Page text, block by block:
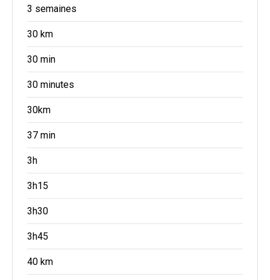
3 semaines
30 km
30 min
30 minutes
30km
37 min
3h
3h15
3h30
3h45
40 km